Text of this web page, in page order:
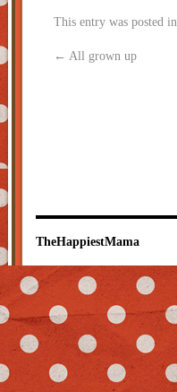
This entry was posted in
← All grown up
TheHappiestMama